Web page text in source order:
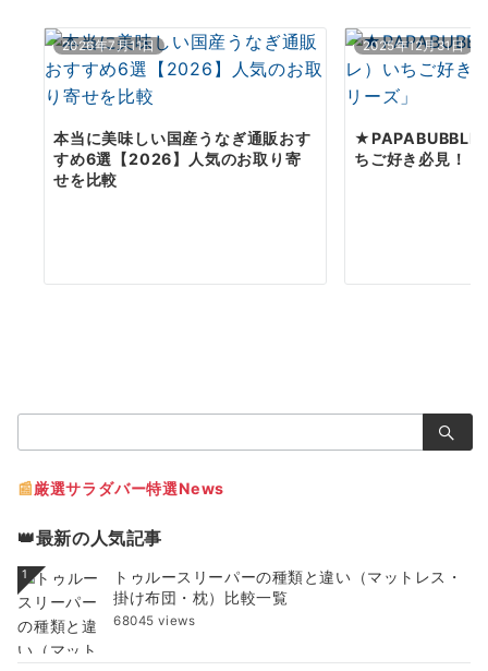
2026年7月11日
本当に美味しい国産うなぎ通販おす
すめ6選【2026】人気のお取り寄
せを比較
2025年12月31日
★PAPABUBBLE
ちご好き必見！
索：
📰厳選サラダバー特選News
👑最新の人気記事
1
トゥルースリーパーの種類と違い（マットレス・
掛け布団・枕）比較一覧
68045 views